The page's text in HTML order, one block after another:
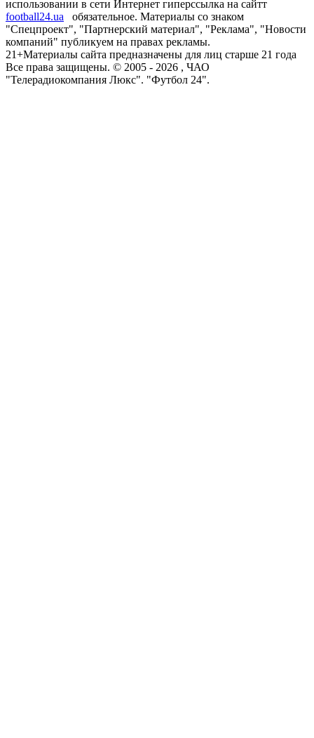
использовании в сети Интернет гиперссылка на сайтт
football24.ua
обязательное. Материалы со знаком
"Спецпроект", "Партнерский материал", "Реклама", "Новости
компаний" публикуем на правах рекламы.
21+Материалы сайта предназначены для лиц старше 21 года
Все права защищены. © 2005 - 2026 , ЧАО
"Телерадиокомпания Люкс". "Футбол 24".